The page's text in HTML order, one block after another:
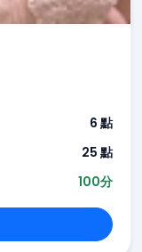
6 點
25 點
100分